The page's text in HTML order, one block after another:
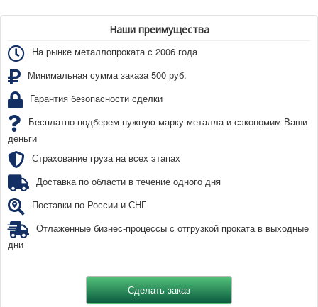
Наши преимущества
На рынке металлопроката с 2006 года
Минимальная сумма заказа 500 руб.
Гарантия безопасности сделки
Бесплатно подберем нужную марку металла и сэкономим Ваши
деньги
Страхование груза на всех этапах
Доставка по области в течение одного дня
Поставки по России и СНГ
Отлаженные бизнес-процессы с отгрузкой проката в выходные
дни